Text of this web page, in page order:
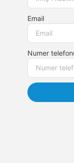
Email
Numer